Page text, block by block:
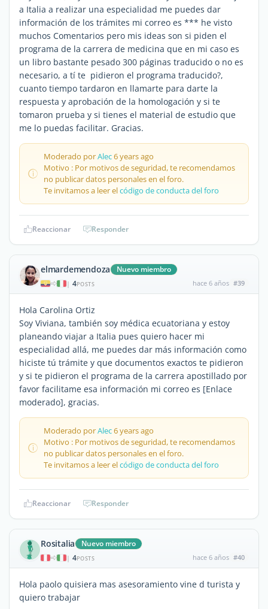
a Italia a realizar una especialidad me puedes dar
información de los trámites mi correo es *** he visto
muchos Comentarios pero mis ideas son si piden el
programa de la carrera de medicina que en mi caso es
un libro bastante pesado 300 páginas traducido o no es
necesario, a tí te pidieron el programa traducido?,
cuanto tiempo tardaron en llamarte para darte la
respuesta y aprobación de la homologación y si te
tomaron prueba y si tienes el material de estudio que
me lo puedas facilitar. Gracias.
Moderado porAlec6 years ago
Motivo : Por motivos de seguridad, te recomendamos
no publicar datos personales en el foro.
Te invitamos a leer elcódigo de conducta del foro
Reaccionar Responder
elmardemendoza Nuevo miembro
| 4POSTS hace 6 años #39
Hola Carolina Ortiz
Soy Viviana, también soy médica ecuatoriana y estoy
planeando viajar a Italia pues quiero hacer mi
especialidad allá, me puedes dar más información como
hiciste tú trámite y que documentos exactos te pidieron
y si te pidieron el programa de la carrera apostillado por
favor facilitame esa información mi correo es [Enlace
moderado], gracias.
Moderado porAlec6 years ago
Motivo : Por motivos de seguridad, te recomendamos
no publicar datos personales en el foro.
Te invitamos a leer elcódigo de conducta del foro
Reaccionar Responder
Rositalia Nuevo miembro
| 4POSTS hace 6 años #40
Hola paolo quisiera mas asesoramiento vine d turista y
quiero trabajar